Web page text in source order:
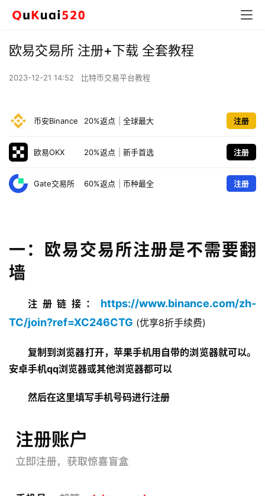
欧易交易所 注册+下载 全套教程
2023-12-21 14:52 比特币交易平台教程
币安Binance 20%返点 全球最大 注册
欧易OKX 20%返点 新手首选 注册
Gate交易所 60%返点 币种最全 注册
一：欧易交易所注册是不需要翻
墙
注册链接： https://www.binance.com/zh-
TC/join?ref=XC246CTG (优享8折手续费)
复制到浏览器打开，苹果手机用自带的浏览器就可以。
安卓手机qq浏览器或其他浏览器都可以
然后在这里填写手机号码进行注册